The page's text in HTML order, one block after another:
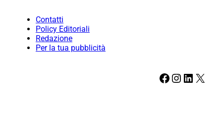
Contatti
Policy Editoriali
Redazione
Per la tua pubblicità
Facebook Instagram LinkedIn X